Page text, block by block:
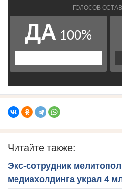
Читайте также:
Экс-сотрудник
медиахолдинга украл 4